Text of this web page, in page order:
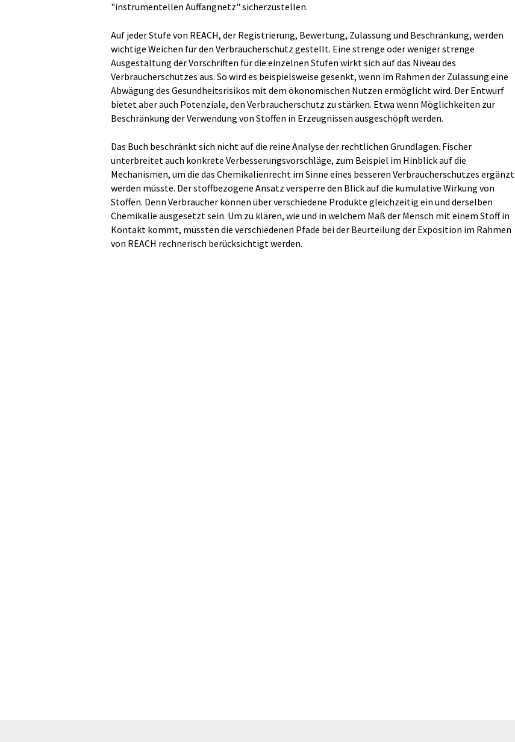
"instrumentellen Auffangnetz" sicherzustellen.
Auf jeder Stufe von REACH, der Registrierung, Bewertung, Zulassung und Beschränkung, werden
wichtige Weichen für den Verbraucherschutz gestellt. Eine strenge oder weniger strenge
Ausgestaltung der Vorschriften für die einzelnen Stufen wirkt sich auf das Niveau des
Verbraucherschutzes aus. So wird es beispielsweise gesenkt, wenn im Rahmen der Zulassung eine
Abwägung des Gesundheitsrisikos mit dem ökonomischen Nutzen ermöglicht wird. Der Entwurf
bietet aber auch Potenziale, den Verbraucherschutz zu stärken. Etwa wenn Möglichkeiten zur
Beschränkung der Verwendung von Stoffen in Erzeugnissen ausgeschöpft werden.
Das Buch beschränkt sich nicht auf die reine Analyse der rechtlichen Grundlagen. Fischer
unterbreitet auch konkrete Verbesserungsvorschläge, zum Beispiel im Hinblick auf die
Mechanismen, um die das Chemikalienrecht im Sinne eines besseren Verbraucherschutzes ergänzt
werden müsste. Der stoffbezogene Ansatz versperre den Blick auf die kumulative Wirkung von
Stoffen. Denn Verbraucher können über verschiedene Produkte gleichzeitig ein und derselben
Chemikalie ausgesetzt sein. Um zu klären, wie und in welchem Maß der Mensch mit einem Stoff in
Kontakt kommt, müssten die verschiedenen Pfade bei der Beurteilung der Exposition im Rahmen
von REACH rechnerisch berücksichtigt werden.